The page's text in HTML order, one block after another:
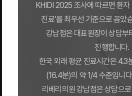
KHIDI 2025 조사에 따르면 환자
진료’를 최우선 기준으로 꼽았
강남점은 대표원장이 상담부
진행합니다.
한국 외래 평균 진료시간은 4.3
(16.4분)의 약 1/4 수준입니
리베리의원 강남점은 상담으